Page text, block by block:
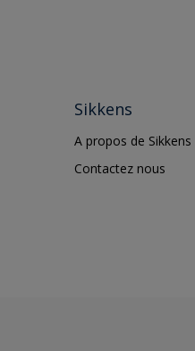
Sikkens
A propos de Sikkens
Contactez nous